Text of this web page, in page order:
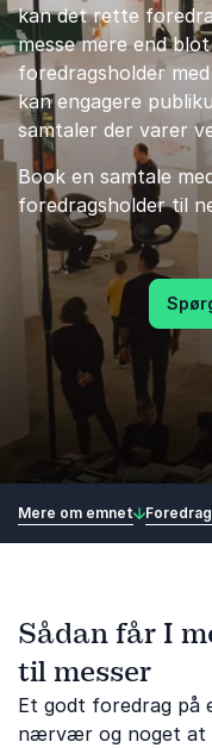
kan det rette
messe mere end
foredragsholder
kan engagere
samtaler der varer
Book en samtale
foredragsholder til
Mere om emnet
Sådan får I
til messer
Et godt foredrag på
nærvær og noget at